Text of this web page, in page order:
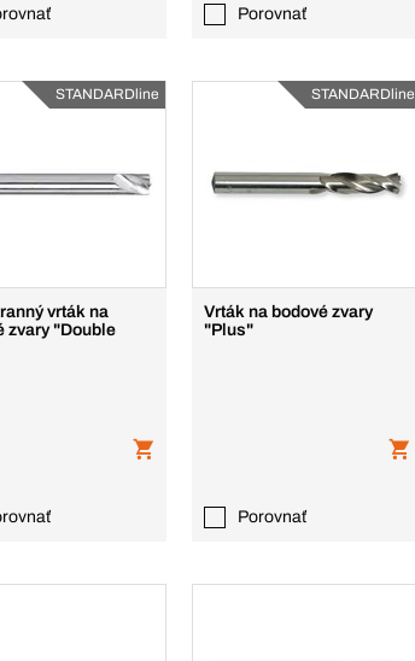
Porovnať
STANDARDline
vrták na
zvary "Double
STANDARDline
Vrták na bodové zvary
"Plus"
Porovnať